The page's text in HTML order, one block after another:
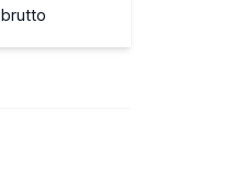
brutto